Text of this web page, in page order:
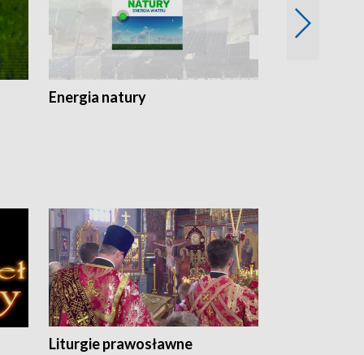
Energia natury
Liturgie prawosławne